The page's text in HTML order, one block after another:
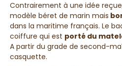
Contrairement à une idée
modèle béret de marin mais
dans la maritime français. Le
coiffure qui est porté du
A partir du grade de second-
casquette.